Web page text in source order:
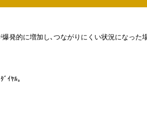
発的に増加し､つながりにくい状況になった
ﾞｲﾔﾙ｡